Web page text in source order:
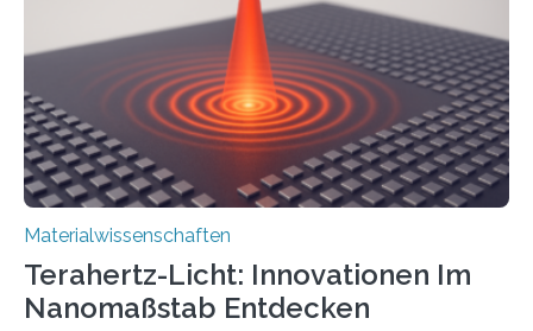
the American Chemical Society. —What for?
Materialien, die gleichzeitig Strom leiten und Licht
beeinflussen können, sind für viele moderne
Technologien…
Materialwissenschaften
Terahertz-Licht: Innovationen Im
Nanomaßstab Entdecken